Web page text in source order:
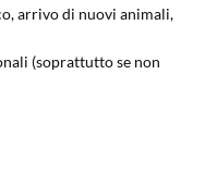
arrivo di nuovi animali,
(soprattutto se non